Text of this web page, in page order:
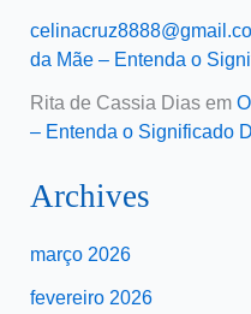
da Mãe – Entenda o
Rita de Cassia Diasem
– Entenda o Significado
Archives
março 2026
fevereiro 2026